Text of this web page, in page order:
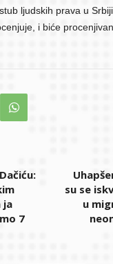
ljudskih prava u
i biće
ja
7
su se
u